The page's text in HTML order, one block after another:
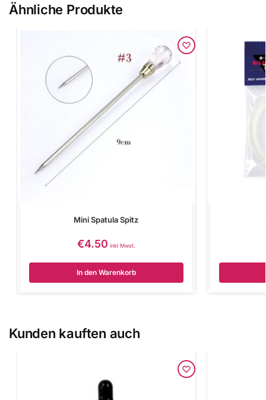
Ähnliche Produkte
Mini Spatula Spitz
€4.50 inkl Mwst.
In den Warenkorb
Kunden kauften auch